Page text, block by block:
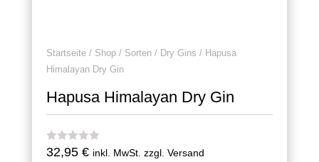
Startseite/ Shop/ Sorten/ Dry Gins / Hapusa
Himalayan Dry Gin
Hapusa Himalayan Dry Gin
32,95 € inkl. MwSt. zzgl. Versand